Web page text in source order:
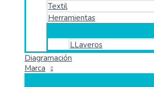
Textil
Herramientas
LLaveros
Diagramación
Marca